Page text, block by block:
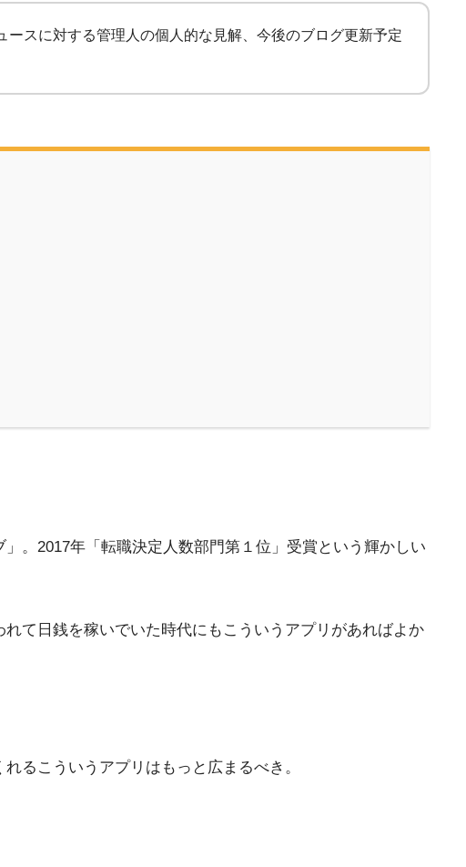
スに対する管理人の個人的な見解、今後のブログ更新予定
。2017年「転職決定人数部門第１位」受賞という輝かしい
て日銭を稼いでいた時代にもこういうアプリがあればよか
るこういうアプリはもっと広まるべき。